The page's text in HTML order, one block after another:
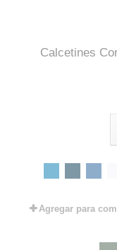
Calcetines
Agregar para